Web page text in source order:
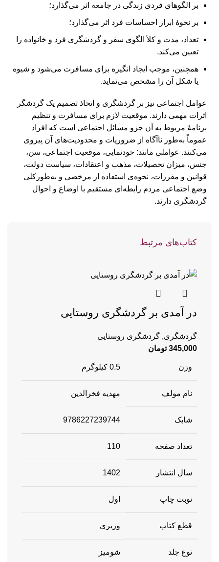
بر الگوهای فردی زندگی در جامعه اثر می‏‌گذارد؛
بر نحوۀ ابراز احساسات فرد اثر می‏‌گذارد؛
تعداد، مدت و کلاً الگوی سفر و گردشگری فرد و خانواده را
تعیین می‏‌کند.
همچنین، موجب ایجاد انگیزه برای مسافرت می‌‏شود و شیوه
یا شکل آن را مشخص می‏‌نماید.
عوامل اجتماعی نیز بر گردشگری و اتخاذ تصمیم یک گردشگر
اثرات مهمی دارند. موقعیت لازم برای مسافرت و تنظیم
برنامۀ مربوط به آن جزو مسائل اجتماعی است که افراد
عموماً به‌طور ناآگاه از ضروریات و محدودیت‏‌های آن پیروی
می‏‌کنند. عواملی مانند: خودنمایی، موقعیت اجتماعی، سن،
جنس، میزان تحصیلات، مذهب و اعتقادات، سیاست دولت،
قوانین و مقررات، نحوه‌ی استفاده از مرخصی و به‌طورکلی
وضع اجتماعی مردم رابطه‌ای مستقیم با اوضاع و احوال
گردشگری دارند.
کتاب‌های مرتبط
در آمدی بر گردشگری روستایی
گردشگری, گردشگری روستایی
345,000 تومان
وزن 0.5 کیلوگرم
نام مولف مهدیه فخرالدین
شابک 9786227239744
تعداد صفحه 110
سال انتشار 1402
نوبت چاپ اول
قطع کتاب وزیری
نوع جلد شومیز